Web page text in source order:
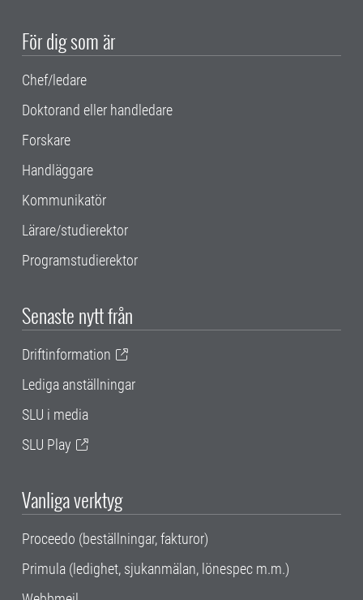
För dig som är
Chef/ledare
Doktorand eller handledare
Forskare
Handläggare
Kommunikatör
Lärare/studierektor
Programstudierektor
Senaste nytt från
Driftinformation
Lediga anställningar
SLU i media
SLU Play
Vanliga verktyg
Proceedo (beställningar, fakturor)
Primula (ledighet, sjukanmälan, lönespec m.m.)